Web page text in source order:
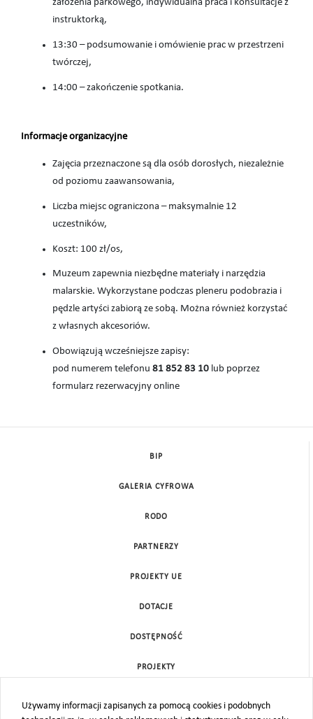
założenia parkowego, indywidualna praca i konsultacje z
instruktorką,
13:30 – podsumowanie i omówienie prac w przestrzeni
twórczej,
14:00 – zakończenie spotkania.
Informacje organizacyjne
Zajęcia przeznaczone są dla osób dorosłych, niezależnie
od poziomu zaawansowania,
Liczba miejsc ograniczona – maksymalnie 12
uczestników,
Koszt: 100 zł/os,
Muzeum zapewnia niezbędne materiały i narzędzia
malarskie. Wykorzystane podczas pleneru podobrazia i
pędzle artyści zabiorą ze sobą. Można również korzystać
z własnych akcesoriów.
Obowiązują wcześniejsze zapisy:
pod numerem telefonu 81 852 83 10 lub poprzez
formularz rezerwacyjny online
Używamy informacji zapisanych za pomocą cookies i podobnych
BIP
GALERIA CYFROWA
RODO
PARTNERZY
PROJEKTY UE
DOTACJE
DOSTĘPNOŚĆ
PROJEKTY